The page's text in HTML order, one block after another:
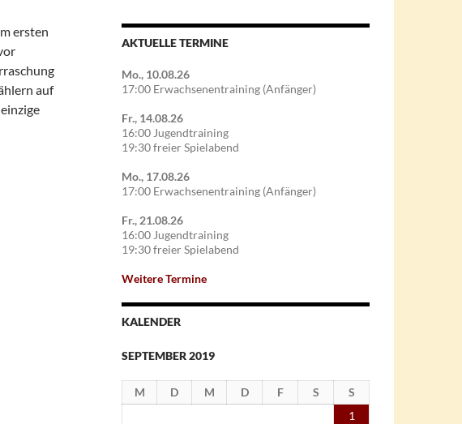
ersten
auf
AKTUELLE TERMINE
Mo., 10.08.26
17:00 Erwachsenentraining (Anfänger)
Fr., 14.08.26
16:00 Jugendtraining
19:30 freier Spielabend
Mo., 17.08.26
17:00 Erwachsenentraining (Anfänger)
Fr., 21.08.26
16:00 Jugendtraining
19:30 freier Spielabend
Weitere Termine
KALENDER
SEPTEMBER 2019
M D M D F S
S
1